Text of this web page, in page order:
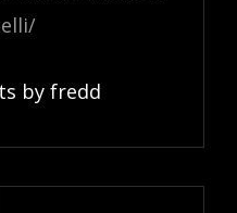
by fredd